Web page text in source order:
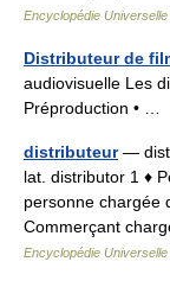
Encyclopédie Universelle
Distributeur de
audiovisuelle Les
Préproduction • …
distributeur—
lat. distributor 1 ♦
personne chargée
Commerçant
Encyclopédie Universelle